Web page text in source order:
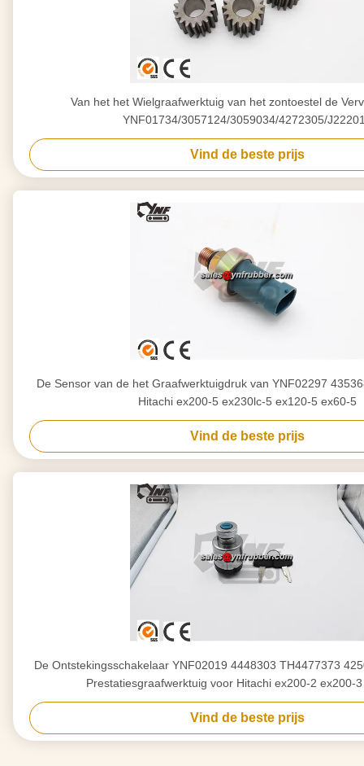
Van het het Wielgraafwerktuig van het zontoestel de
YNF01734/3057124/3059034/4272305/
Vind de beste prijs
De Sensor van de het Graafwerktuigdruk van YNF02297
Hitachi ex200-5 ex230lc-5 ex120-5 ex60-5
Vind de beste prijs
De Ontstekingsschakelaar YNF02019 4448303 TH4477373
Prestatiesgraafwerktuig voor Hitachi ex200-2 ex200-
Vind de beste prijs